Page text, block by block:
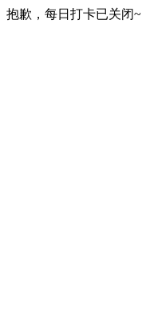
抱歉，每日打卡已关闭~